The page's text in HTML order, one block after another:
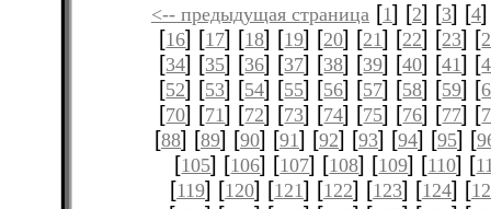
<-- предыдущая страница [1] [2] [3] [4
[16] [17] [18] [19] [20] [21] [22] [23] [
[34] [35] [36] [37] [38] [39] [40] [41] [
[52] [53] [54] [55] [56] [57] [58] [59] [
[70] [71] [72] [73] [74] [75] [76] [77] [
[88] [89] [90] [91] [92] [93] [94] [95] [
[105] [106] [107] [108] [109] [110] [
[119] [120] [121] [122] [123] [124] [